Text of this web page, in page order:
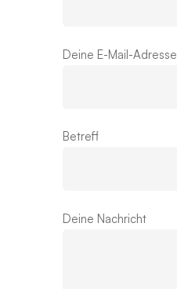
Deine E-Mail-Adresse
Betreff
Deine Nachricht